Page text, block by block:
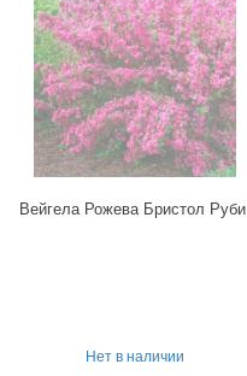
Вейгела Рожева Бристол Руби
Нет в наличии